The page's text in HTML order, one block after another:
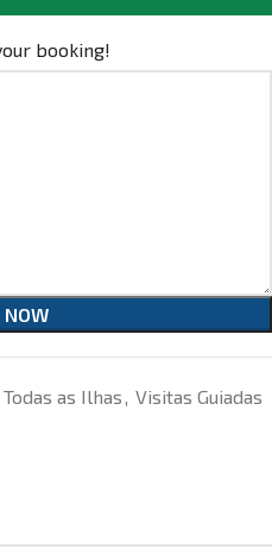
booking!
NOW
Todas as Ilhas, Visitas Guiadas